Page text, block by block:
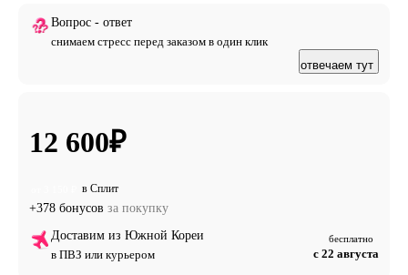
Вопрос - ответ
снимаем стресс перед заказом в один клик
отвечаем тут
12 600₽
в Сплит
+378 бонусов за покупку
Доставим из Южной Кореи
в ПВЗ или курьером
бесплатно
с 22 августа